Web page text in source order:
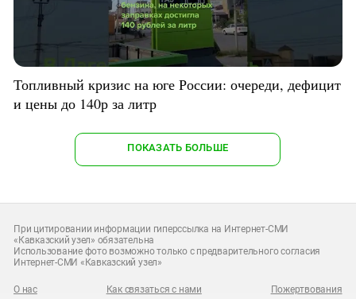
Топливный кризис на юге России: очереди, дефицит
и цены до 140р за литр
ПОКАЗАТЬ БОЛЬШЕ
При цитировании информации гиперссылка на Интернет-СМИ
«Кавказский узел» обязательна
Использование фото возможно только с предварительного согласия
Интернет-СМИ «Кавказский узел»
О нас Как связаться с нами Пожертвования